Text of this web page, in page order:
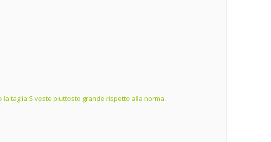
taglia S veste piuttosto grande rispetto alla norma.